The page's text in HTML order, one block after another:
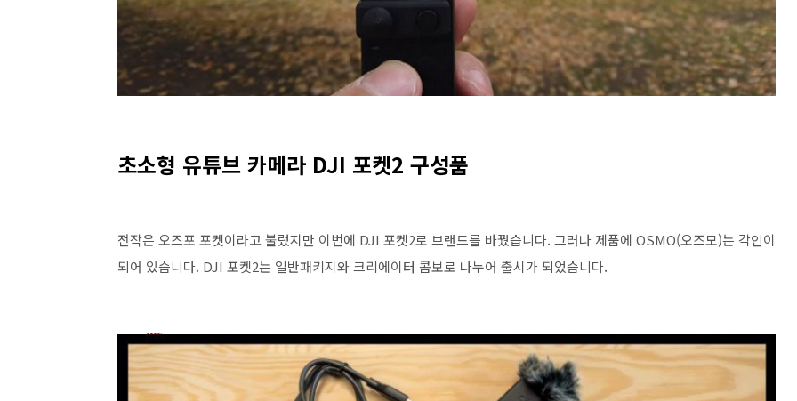
초소형 유튜브 카메라 DJI 포켓2 구성품
전작은 오즈포 포켓이라고 불렀지만 이번에 DJI 포켓2로 브랜드를 바꿨습니다. 그러나 제품에 OSMO(오즈모)는 각인이
되어 있습니다. DJI 포켓2는 일반패키지와 크리에이터 콤보로 나누어 출시가 되었습니다.